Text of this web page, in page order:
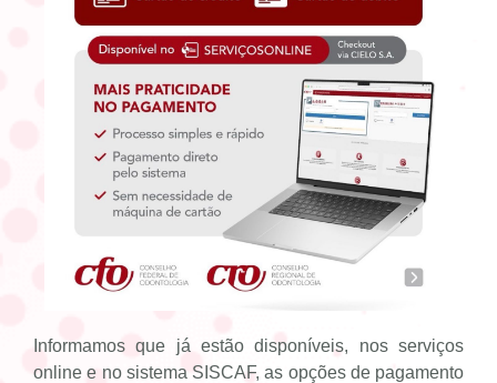
Informamos que já estão disponíveis, nos serviços
online e no sistema SISCAF, as opções de pagamento